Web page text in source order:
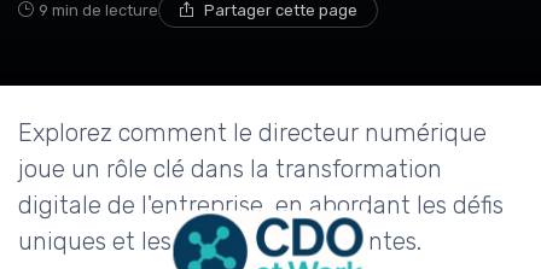
9 min de lecture Partager cette page
Explorez comment le directeur numérique
joue un rôle clé dans la transformation
digitale de l'entreprise, en abordant les défis
uniques et les stratégies innovantes.